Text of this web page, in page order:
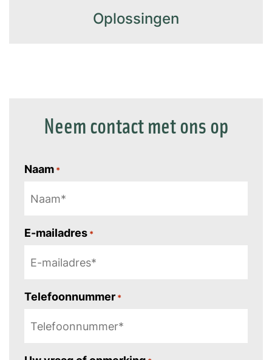
Oplossingen
Neem contact met ons op
Naam *
E-mailadres *
Telefoonnummer *